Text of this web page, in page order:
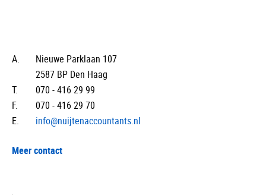
A.
Nieuwe Parklaan 107
2587 BP Den Haag
T.
070 - 416 29 99
F.
070 - 416 29 70
E.
info@nuijtenaccountants.nl
Meer contact